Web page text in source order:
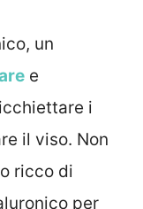
un
e
i
il viso. Non
ricco di
per